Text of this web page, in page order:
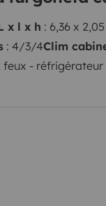
x l x h : 6,36 x
: 4/3/4Clim
feux - réfrigérateur
garage lors de